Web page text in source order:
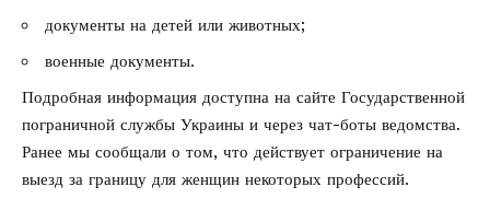
документы на детей или животных;
военные документы.
Подробная информация доступна на сайте Государственной
пограничной службы Украины и через чат-боты ведомства.
Ранее мы сообщали о том, что действует ограничение на
выезд за границу для женщин некоторых профессий.